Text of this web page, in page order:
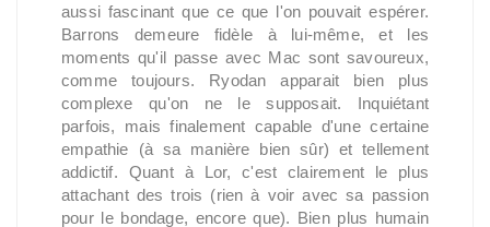
aussi fascinant que ce que l'on pouvait espérer.
Barrons demeure fidèle à lui-même, et les
moments qu'il passe avec Mac sont savoureux,
comme toujours. Ryodan apparait bien plus
complexe qu'on ne le supposait. Inquiétant
parfois, mais finalement capable d'une certaine
empathie (à sa manière bien sûr) et tellement
addictif. Quant à Lor, c'est clairement le plus
attachant des trois (rien à voir avec sa passion
pour le bondage, encore que). Bien plus humain